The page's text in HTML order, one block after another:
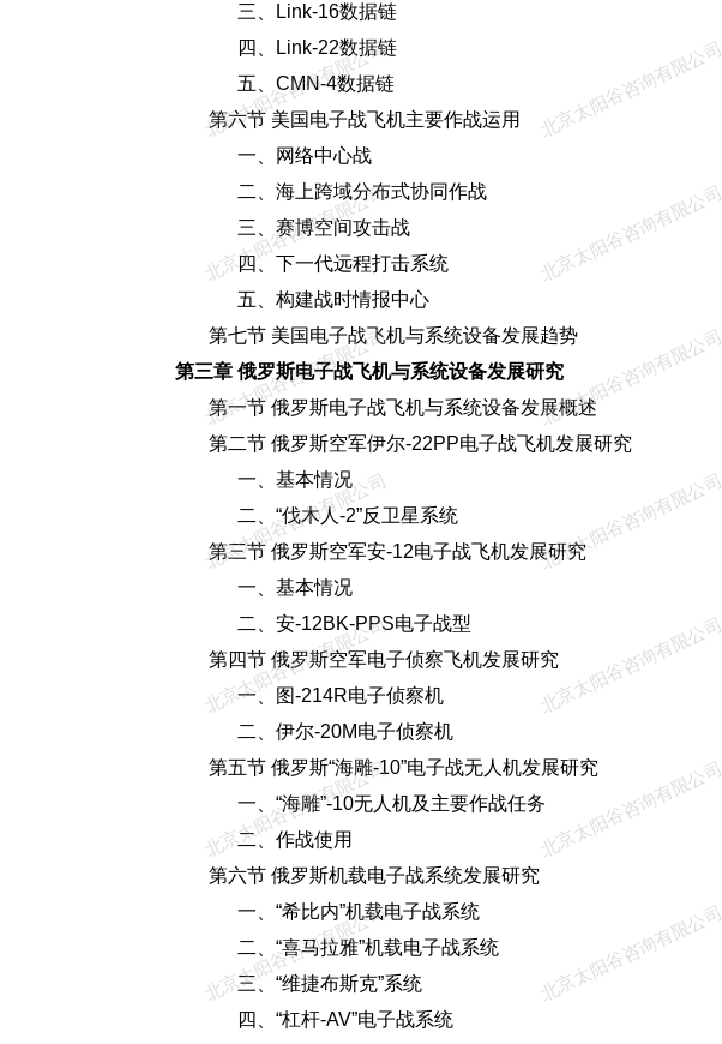
三、Link-16数据链
四、Link-22数据链
五、CMN-4数据链
第六节 美国电子战飞机主要作战运用
一、网络中心战
二、海上跨域分布式协同作战
三、赛博空间攻击战
四、下一代远程打击系统
五、构建战时情报中心
第七节 美国电子战飞机与系统设备发展趋势
第三章 俄罗斯电子战飞机与系统设备发展研究
第一节 俄罗斯电子战飞机与系统设备发展概述
第二节 俄罗斯空军伊尔-22PP电子战飞机发展研究
一、基本情况
二、“伐木人-2”反卫星系统
第三节 俄罗斯空军安-12电子战飞机发展研究
一、基本情况
二、安-12BK-PPS电子战型
第四节 俄罗斯空军电子侦察飞机发展研究
一、图-214R电子侦察机
二、伊尔-20M电子侦察机
第五节 俄罗斯“海雕-10”电子战无人机发展研究
一、“海雕”-10无人机及主要作战任务
二、作战使用
第六节 俄罗斯机载电子战系统发展研究
一、“希比内”机载电子战系统
二、“喜马拉雅”机载电子战系统
三、“维捷布斯克”系统
四、“杠杆-AV”电子战系统
北京太阳谷咨询有限公司
北京太阳谷咨询有限公司
北京太阳谷咨询有限公司
北京太阳谷咨询有限公司
北京太阳谷咨询有限公司
北京太阳谷咨询有限公司
北京太阳谷咨询有限公司
北京太阳谷咨询有限公司
北京太阳谷咨询有限公司
北京太阳谷咨询有限公司
北京太阳谷咨询有限公司
北京太阳谷咨询有限公司
北京太阳谷咨询有限公司
北京太阳谷咨询有限公司